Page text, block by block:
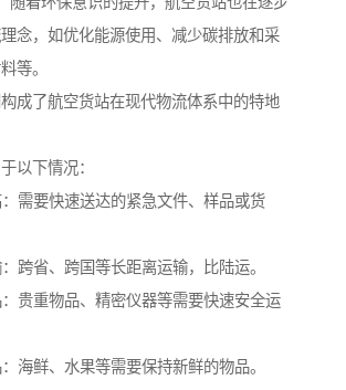
念，如优化能源使用、减少碳排放和采
等。
成了航空货站在现代物流体系中的特地
以下情况：
需要快速送达的紧急文件、样品或货
跨省、跨国等长距离运输，比陆运。
贵重物品、精密仪器等需要快速安全运
海鲜、水果等需要保持新鲜的物品。